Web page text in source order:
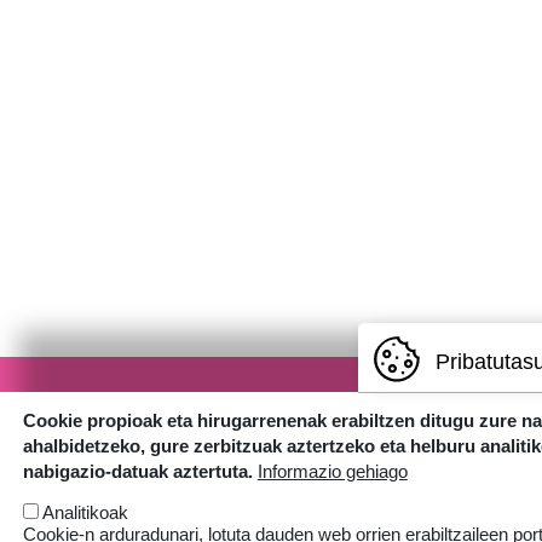
Cookie propioak eta hirugarrenenak erabiltzen ditugu zure
ahalbidetzeko, gure zerbitzuak aztertzeko eta helburu
nabigazio-datuak aztertuta. Informazio gehiago
Analitikoak
Cookie-n arduradunari, lotuta dauden web orrien erabiltzaileen